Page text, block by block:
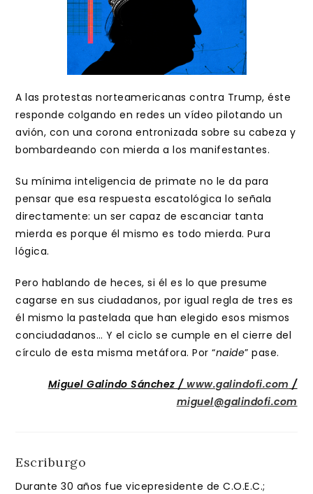
A las protestas norteamericanas contra Trump, éste
responde colgando en redes un vídeo pilotando un
avión, con una corona entronizada sobre su cabeza y
bombardeando con mierda a los manifestantes.
Su mínima inteligencia de primate no le da para
pensar que esa respuesta escatológica lo señala
directamente: un ser capaz de escanciar tanta
mierda es porque él mismo es todo mierda. Pura
lógica.
Pero hablando de heces, si él es lo que presume
cagarse en sus ciudadanos, por igual regla de tres es
él mismo la pastelada que han elegido esos mismos
conciudadanos… Y el ciclo se cumple en el cierre del
círculo de esta misma metáfora. Por “naide” pase.
Miguel Galindo Sánchez /www.galindofi.com /
miguel@galindofi.com
Escriburgo
Durante 30 años fue vicepresidente de C.O.E.C.;